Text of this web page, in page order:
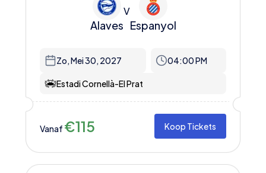
Alaves
V
Espanyol
Zo, Mei 30, 2027 04:00 PM
Estadi Cornellà-El Prat
Vanaf €115 Koop Tickets